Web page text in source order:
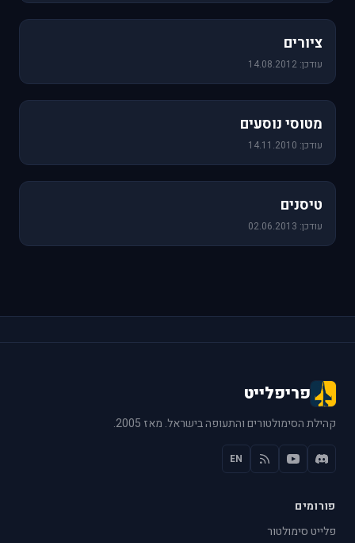
ציורים
עודכן: 14.08.2012
מטוסי נוסעים
עודכן: 14.11.2010
טיסנים
עודכן: 02.06.2013
פריפלייט
קהילת הסימולטורים והתעופה בישראל. מאז 2005.
EN
פורומים
פלייט סימולטור